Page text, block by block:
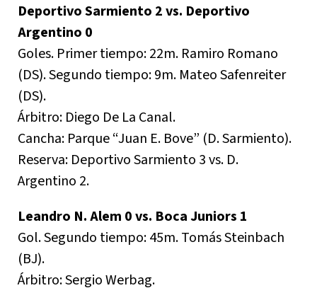
Deportivo Sarmiento 2 vs. Deportivo
Argentino 0
Goles. Primer tiempo: 22m. Ramiro Romano
(DS). Segundo tiempo: 9m. Mateo Safenreiter
(DS).
Árbitro: Diego De La Canal.
Cancha: Parque “Juan E. Bove” (D. Sarmiento).
Reserva: Deportivo Sarmiento 3 vs. D.
Argentino 2.
Leandro N. Alem 0 vs. Boca Juniors 1
Gol. Segundo tiempo: 45m. Tomás Steinbach
(BJ).
Árbitro: Sergio Werbag.